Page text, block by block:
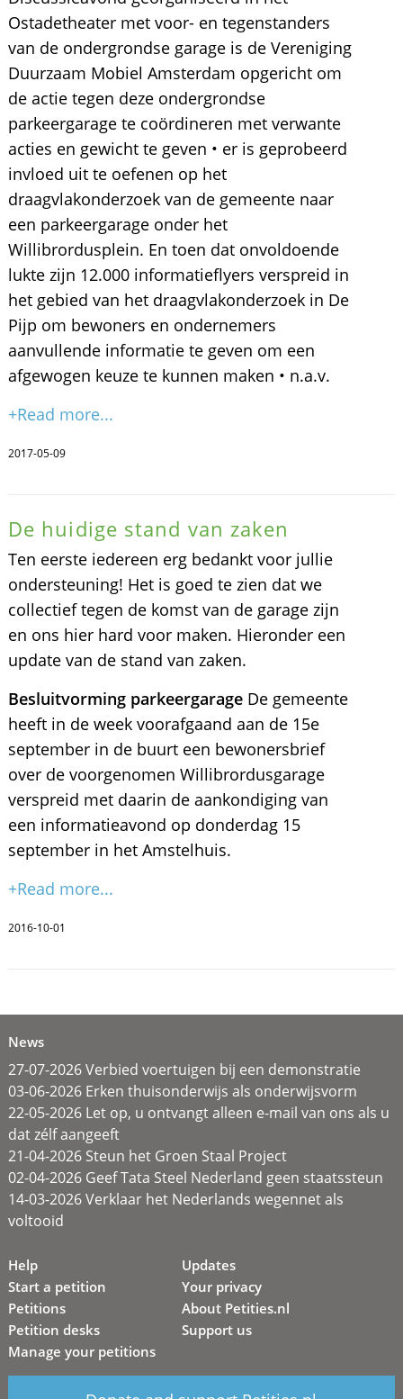
Ostadetheater met voor- en tegenstanders
van de ondergrondse garage is de Vereniging
Duurzaam Mobiel Amsterdam opgericht om
de actie tegen deze ondergrondse
parkeergarage te coördineren met verwante
acties en gewicht te geven • er is geprobeerd
invloed uit te oefenen op het
draagvlakonderzoek van de gemeente naar
een parkeergarage onder het
Willibrordusplein. En toen dat onvoldoende
lukte zijn 12.000 informatieflyers verspreid in
het gebied van het draagvlakonderzoek in De
Pijp om bewoners en ondernemers
aanvullende informatie te geven om een
afgewogen keuze te kunnen maken • n.a.v.
+Read more...
2017-05-09
De huidige stand van zaken
Ten eerste iedereen erg bedankt voor jullie
ondersteuning! Het is goed te zien dat we
collectief tegen de komst van de garage zijn
en ons hier hard voor maken. Hieronder een
update van de stand van zaken.
Besluitvorming parkeergarageDe gemeente
heeft in de week voorafgaand aan de 15e
september in de buurt een bewonersbrief
over de voorgenomen Willibrordusgarage
verspreid met daarin de aankondiging van
een informatieavond op donderdag 15
september in het Amstelhuis.
+Read more...
2016-10-01
News
27-07-2026 Verbied voertuigen bij een demonstratie
03-06-2026 Erken thuisonderwijs als onderwijsvorm
22-05-2026 Let op, u ontvangt alleen e-mail van ons als u
dat zélf aangeeft
21-04-2026 Steun het Groen Staal Project
02-04-2026 Geef Tata Steel Nederland geen staatssteun
14-03-2026 Verklaar het Nederlands wegennet als
voltooid
Help
Start a petition
Petitions
Petition desks
Manage your petitions
Updates
Your privacy
About Petities.nl
Support us